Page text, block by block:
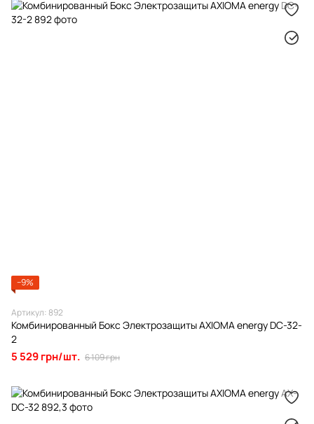
−9%
Артикул: 892
Комбинированный Бокс Электрозащиты AXIOMA energy DC-32-
2
5 529 грн/шт. 6 109 грн